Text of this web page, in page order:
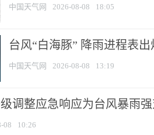
中国天气网 2026-08-08 18:05
台风“白海豚” 降雨进程表
中国天气网 2026-08-08 13:19
调整应急响应为台风暴雨
08 10:26